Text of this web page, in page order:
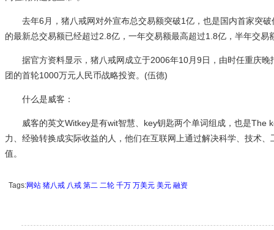
去年6月，猪八戒网对外宣布总交易额突破1亿，也是国内首家突破
的最新总交易额已经超过2.8亿，一年交易额最高超过1.8亿，半年交
据官方资料显示，猪八戒网成立于2006年10月9日，由时任重庆晚
团的首轮1000万元人民币战略投资。(伍德)
什么是威客：
威客的英文Witkey是有wit智慧、key钥匙两个单词组成，也是The
力、经验转换成实际收益的人，他们在互联网上通过解决科学、技术
值。
Tags:网站 猪八戒 八戒 第二 二轮 千万 万美元 美元 融资